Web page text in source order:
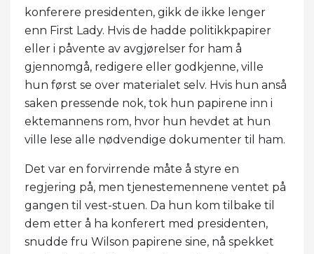
konferere presidenten, gikk de ikke lenger
enn First Lady. Hvis de hadde politikkpapirer
eller i påvente av avgjørelser for ham å
gjennomgå, redigere eller godkjenne, ville
hun først se over materialet selv. Hvis hun anså
saken pressende nok, tok hun papirene inn i
ektemannens rom, hvor hun hevdet at hun
ville lese alle nødvendige dokumenter til ham.
Det var en forvirrende måte å styre en
regjering på, men tjenestemennene ventet på
gangen til vest-stuen. Da hun kom tilbake til
dem etter å ha konferert med presidenten,
snudde fru Wilson papirene sine, nå spekket